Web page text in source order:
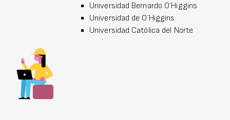
Universidad Bernardo O´Higgins
Universidad de O´Higgins
Universidad Católica del Norte